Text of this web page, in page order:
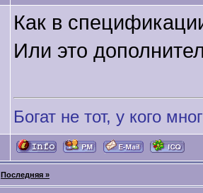
Как в
Или это
Богат не тот, у кого
Последняя »